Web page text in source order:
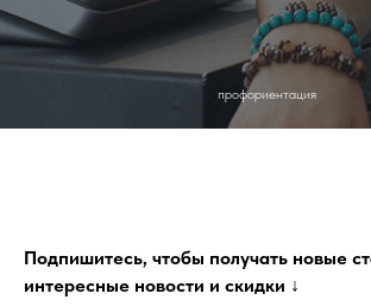
профориентация
Подпишитесь, чтобы получать новые
интересные новости и скидки ↓